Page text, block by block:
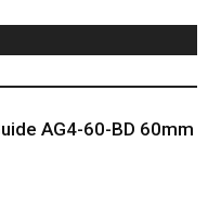
AG4-60-BD 60mm